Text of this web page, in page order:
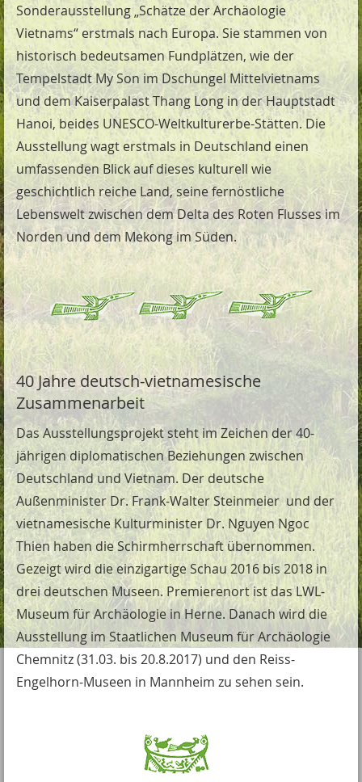
Sonderausstellung „Schätze der Archäologie
Vietnams“ erstmals nach Europa. Sie stammen von
historisch bedeutsamen Fundplätzen, wie der
Tempelstadt My Son im Dschungel Mittelvietnams
und dem Kaiserpalast Thang Long in der Hauptstadt
Hanoi, beides UNESCO-Weltkulturerbe-Stätten. Die
Ausstellung wagt erstmals in Deutschland einen
umfassenden Blick auf dieses kulturell wie
geschichtlich reiche Land, seine fernöstliche
Lebenswelt zwischen dem Delta des Roten Flusses im
Norden und dem Mekong im Süden.
40 Jahre deutsch-vietnamesische
Zusammenarbeit
Das Ausstellungsprojekt steht im Zeichen der 40-
jährigen diplomatischen Beziehungen zwischen
Deutschland und Vietnam. Der deutsche
Außenminister Dr. Frank-Walter Steinmeier und der
vietnamesische Kulturminister Dr. Nguyen Ngoc
Thien haben die Schirmherrschaft übernommen.
Gezeigt wird die einzigartige Schau 2016 bis 2018 in
drei deutschen Museen. Premierenort ist das LWL-
Museum für Archäologie in Herne. Danach wird die
Ausstellung im Staatlichen Museum für Archäologie
Chemnitz (31.03. bis 20.8.2017) und den Reiss-
Engelhorn-Museen in Mannheim zu sehen sein.